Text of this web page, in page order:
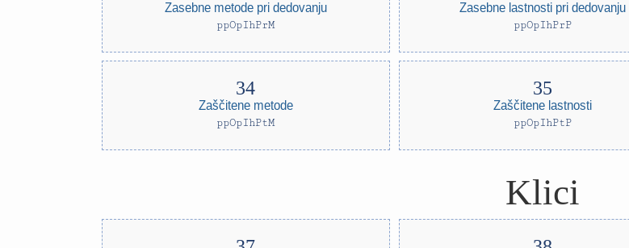
Zasebne metode pri dedovanju
ppOpIhPrM
Zasebne lastnosti pri dedovanju
ppOpIhPrP
Zaščitene metode
ppOpIhPtM
Zaščitene lastnosti
ppOpIhPtP
Klici